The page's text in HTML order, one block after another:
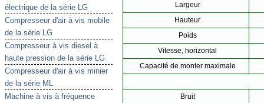
électrique de la série LG
Compresseur d'air à vis mobile
de la série LG
Compresseur à vis diesel à
haute pression de la série LG
Compresseur d'air à vis minier
de la série ML
Machine à vis à fréquence
Largeur
Hauteur
Poids
Vitesse, horizontal
Capacité de monter maximale
Bruit